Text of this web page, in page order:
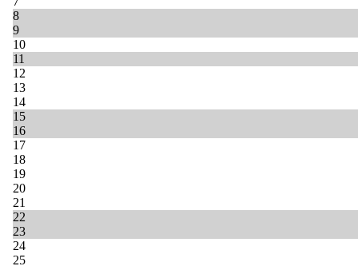
8
9
10
11
12
13
14
15
16
17
18
19
20
21
22
23
24
25